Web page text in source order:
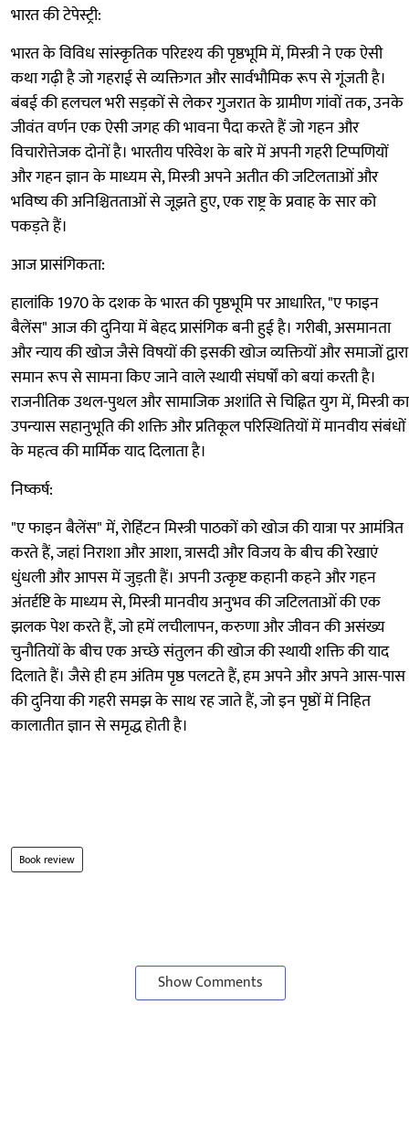
भारत की टेपेस्ट्री:
भारत के विविध सांस्कृतिक परिदृश्य की पृष्ठभूमि में, मिस्त्री ने एक ऐसी
कथा गढ़ी है जो गहराई से व्यक्तिगत और सार्वभौमिक रूप से गूंजती है।
बंबई की हलचल भरी सड़कों से लेकर गुजरात के ग्रामीण गांवों तक, उनके
जीवंत वर्णन एक ऐसी जगह की भावना पैदा करते हैं जो गहन और
विचारोत्तेजक दोनों है। भारतीय परिवेश के बारे में अपनी गहरी टिप्पणियों
और गहन ज्ञान के माध्यम से, मिस्त्री अपने अतीत की जटिलताओं और
भविष्य की अनिश्चितताओं से जूझते हुए, एक राष्ट्र के प्रवाह के सार को
पकड़ते हैं।
आज प्रासंगिकता:
हालांकि 1970 के दशक के भारत की पृष्ठभूमि पर आधारित, "ए फाइन
बैलेंस" आज की दुनिया में बेहद प्रासंगिक बनी हुई है। गरीबी, असमानता
और न्याय की खोज जैसे विषयों की इसकी खोज व्यक्तियों और समाजों द्वारा
समान रूप से सामना किए जाने वाले स्थायी संघर्षों को बयां करती है।
राजनीतिक उथल-पुथल और सामाजिक अशांति से चिह्नित युग में, मिस्त्री का
उपन्यास सहानुभूति की शक्ति और प्रतिकूल परिस्थितियों में मानवीय संबंधों
के महत्व की मार्मिक याद दिलाता है।
निष्कर्ष:
"ए फाइन बैलेंस" में, रोहिंटन मिस्त्री पाठकों को खोज की यात्रा पर आमंत्रित
करते हैं, जहां निराशा और आशा, त्रासदी और विजय के बीच की रेखाएं
धुंधली और आपस में जुड़ती हैं। अपनी उत्कृष्ट कहानी कहने और गहन
अंतर्दृष्टि के माध्यम से, मिस्त्री मानवीय अनुभव की जटिलताओं की एक
झलक पेश करते हैं, जो हमें लचीलापन, करुणा और जीवन की असंख्य
चुनौतियों के बीच एक अच्छे संतुलन की खोज की स्थायी शक्ति की याद
दिलाते हैं। जैसे ही हम अंतिम पृष्ठ पलटते हैं, हम अपने और अपने आस-पास
की दुनिया की गहरी समझ के साथ रह जाते हैं, जो इन पृष्ठों में निहित
कालातीत ज्ञान से समृद्ध होती है।
Book review
Show Comments